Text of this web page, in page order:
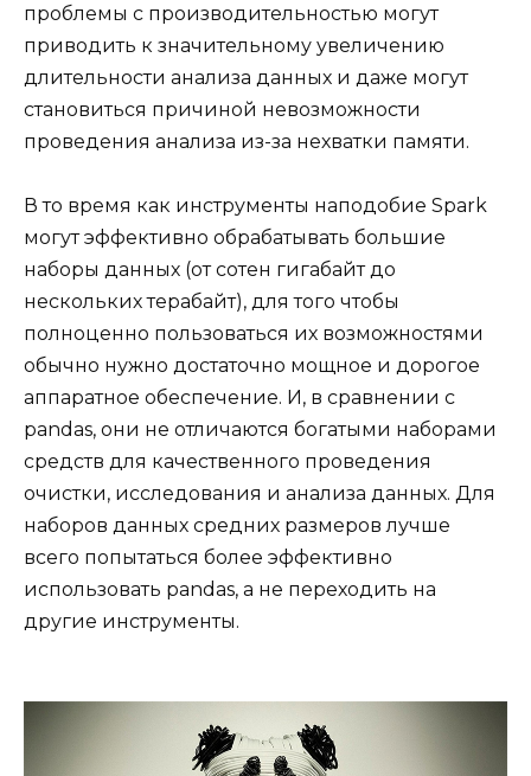
проблемы с производительностью могут
приводить к значительному увеличению
длительности анализа данных и даже могут
становиться причиной невозможности
проведения анализа из-за нехватки памяти.
В то время как инструменты наподобие Spark
могут эффективно обрабатывать большие
наборы данных (от сотен гигабайт до
нескольких терабайт), для того чтобы
полноценно пользоваться их возможностями
обычно нужно достаточно мощное и дорогое
аппаратное обеспечение. И, в сравнении с
pandas, они не отличаются богатыми наборами
средств для качественного проведения
очистки, исследования и анализа данных. Для
наборов данных средних размеров лучше
всего попытаться более эффективно
использовать pandas, а не переходить на
другие инструменты.